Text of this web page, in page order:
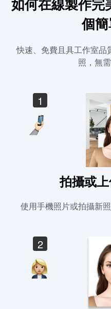
如何在線製作完
個
快速、免費且具工作室品
照，無
1
拍攝或
使用手機照片或拍攝新
2